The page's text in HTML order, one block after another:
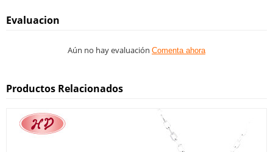
Evaluacion
Aún no hay evaluación Comenta ahora
Productos Relacionados